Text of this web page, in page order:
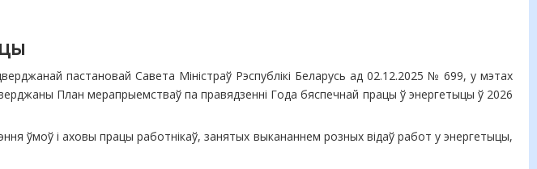
пастановай Савета Міністраў Рэспублікі Беларусь ад 02.12.2025 № 699, у мэтах
План мерапрыемстваў па правядзенні Года бяспечнай працы ў энергетыцы ў 2026
ўмоў і аховы працы работнікаў, занятых выкананнем розных відаў работ у энергетыцы,